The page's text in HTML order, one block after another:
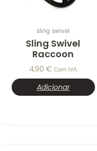
sling swivel
Sling Swivel
Raccoon
4,90€ Com IVA
Adicionar